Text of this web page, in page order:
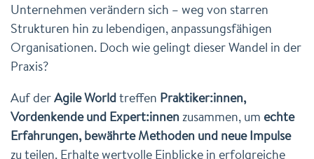
Unternehmen verändern sich – weg von starren
Strukturen hin zu lebendigen, anpassungsfähigen
Organisationen. Doch wie gelingt dieser Wandel in der
Praxis?
Auf derAgile Worldtreffen Praktiker:innen,
Vordenkende und Expert:innenzusammen, um echte
Erfahrungen, bewährte Methoden und neue Impulse
zu teilen. Erhalte wertvolle Einblicke in erfolgreiche